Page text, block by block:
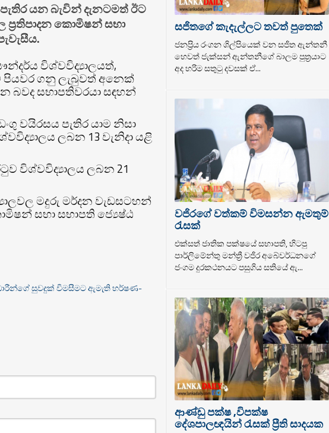
යන බැවින් දැනටමත් ඊට
ප්‍රතිපාදන කොමිෂන් සභා
විශ්වවිද්‍යාලයත්,
පියවර ගනු ලැබුවත් අනෙක්
බවද සභාපතිවරයා සඳහන්
වයිරසය පැතිර යාම නිසා
ලබන 13 වැනිදා යළි
විශ්වවිද්‍යාලය ලබන 21
මදුරු මර්දන වැඩසටහන්
සභා සභාපති ජ්‍යෙෂ්ඨ
සුවදුක් විමසීමට ඇමැති හර්ෂණ-
සජිතගේ කැදැල්ලට තවත් පුතෙක්
ජනප්‍රිය රංගන ශිල්පියෙක් වන සජිත ඇන්තනී
හෙවත් ජැක්සන් ඇන්තනීගේ බාලම පුත්‍රයාට
අද හරිම සතුටු දවසක් ඒ...
වජිරගේ වත්කම් විමසන්න ඇමතුම්
රැසක්
එක්සත් ජාතික පක්ෂයේ සභාපති, හිටපු
පාර්ලිමේන්තු මන්ත්‍රී වජිර අබේවර්ධනගේ
ජංගම දුරකථනයට පසුගිය සතියේ ඇ...
ආණ්ඩු පක්ෂ ,විපක්ෂ
දේශපාලඥයින් රැසක් ප්‍රීති සාදයක